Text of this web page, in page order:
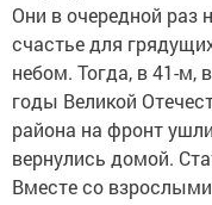
Они в очередной раз
счастье для
небом. Тогда, в 41-
годы Великой
района на фронт
вернулись домой.
Вместе со